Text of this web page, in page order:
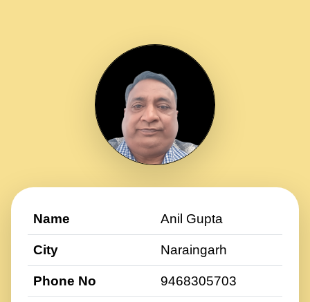
Name Anil Gupta
City Naraingarh
Phone No 9468305703